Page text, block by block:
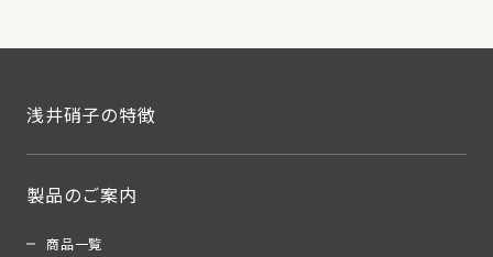
浅井硝子の特徴
製品のご案内
商品一覧